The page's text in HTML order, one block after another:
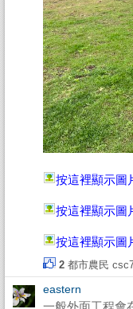
按這裡顯示圖
按這裡顯示圖
按這裡顯示圖
2 都市農民
eastern
一般外面工程會